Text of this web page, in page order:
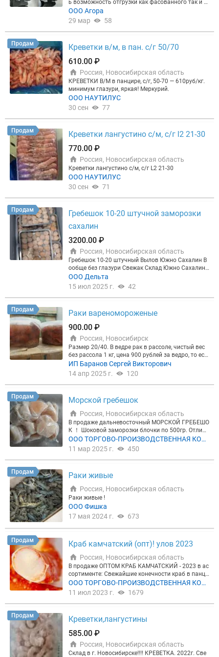
00 + активных закупщиков, 96% рынка рыбы РФ.
А при подключении рекламы — подарок:
яца размещения + 2 недели в подарок; ►или 1 ме
сяц + экспертная статья о вашей компании на по
склюзив.Закажите бесплатный прогноз:
78124253265
обязывает. Запустим рекламу в течение 2 дней п
осле оплаты!
ь возможность отгрузки как фасованного так и н
е фасованного! Цена 590р от 2-х тонн Тогр Дмитр
ий Для уточнения информации звоните по номер
у или пишите в Tg/Max
ООО Агора
29 мар
58
Продам
Креветки в/м, в пан. с/г 50/70
610.00 ₽
Россия, Новосибирская область
КРЕВЕТКИ В/М в панцире, с/г, 50-70 — 610руб/кг.
минимум глазури, яркая! Меркурий.
ООО НАУТИЛУС
30 сен
77
Продам
Креветки лангустино с/м, с/г l2 21-30
770.00 ₽
Россия, Новосибирская область
Креветки лангустино с/м, с/г L2 21-30
ООО НАУТИЛУС
30 сен
71
Продам
Гребешок 10-20 штучной заморозки
сахалин
3200.00 ₽
Россия, Новосибирская область
Гребешок 10-20 штучный Вылов Южно Сахалин В
ообще без глазури Свежак Склад Южно Сахалин
Склад Хабаровск Мешки по 20кг
ООО Дельта
15 июл 2025 г.
42
Продам
Раки вареномороженые
900.00 ₽
Россия, Новосибирск
Размер 20/40. В ведре рак в рассоле, чистый вес
без рассола 1 кг, цена 900 рублей за ведро, то ест
ь за 1 кг рака без рассола. Возможна доставка в
другие регионы. Есть размеры 40/60 1400 60/80 1
600 80/100 1800 100+ 2000
ИП Баранов Сергей Викторович
14 апр 2025 г.
120
Продам Морской гребешок
Россия, Новосибирская область
В продаже дальневосточный МОРСКОЙ ГРЕБЕШО
К ！ Шоковой заморозки блочки по 500гр. Отличн
ого качества 5++ Коробка 12 кг. Цена 3200р/кг. Ш
ТУЧНЫЙ КРУПНЫЙ ВЕСОВОЙ. Свежайший, сочны
й, нежное филе. Качество отличное!!! Коробка по
15кг. Цена 3600р/кг Розница ФАСОВКА ПО 500 гр
ООО ТОРГОВО-ПРОИЗВОДСТВЕННАЯ КОМ
ПАНИЯ ФИШТРЕЙД
11 мар 2025 г. 450
Продам Раки живые
Россия, Новосибирская область
Раки живые !
ООО Фишка
17 мая 2024 г.
673
Продам Краб камчатский (опт)! улов 2023
Россия, Новосибирская область
В продаже ОПТОМ КРАБ КАМЧАТСКИЙ - 2023 в ас
сортименте: Свежайшие конечности краб в панци
ре, нежно-сливочного вкуса, отличного наполнен
ия! Коробки по 15 -18 кг Цена 2450р/кг - 4L Цена 2
упаковке: Фаланга 1-я: 10/12; 12/14+ Цена 5300 и
На объёмы скидки. Товар в наличии на складе Но
восибирск. Доставка по Новосибирску бесплатн
о. Отправка по городам России, Казахстан.
ООО ТОРГОВО-ПРОИЗВОДСТВЕННАЯ КОМ
ПАНИЯ ФИШТРЕЙД
11 июл 2023 г. 1679
Продам
Креветки,лангустины
585.00 ₽
Россия, Новосибирская область
Склад в г. Новосибирске!!!! КРЕВЕТКА. 2022г. Све